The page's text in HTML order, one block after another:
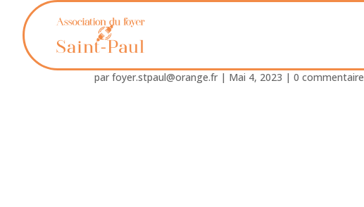
woocommerce-placeholder
parfoyer.stpaul@orange.fr | Mai 4, 2023 |0 commentaire